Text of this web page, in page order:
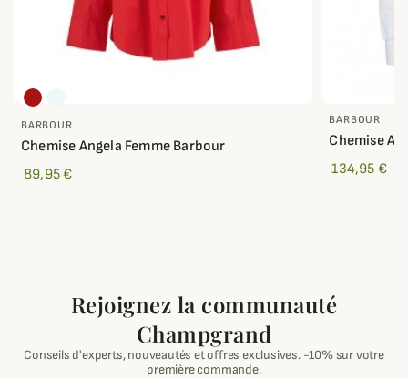
BARBOUR
Chemise Angela Femme Barbour
89,95 €
BARBOUR
Chemise
134,95 €
Rejoignez la communauté
Champgrand
Conseils d'experts, nouveautés et offres exclusives. -10% sur votre
première commande.